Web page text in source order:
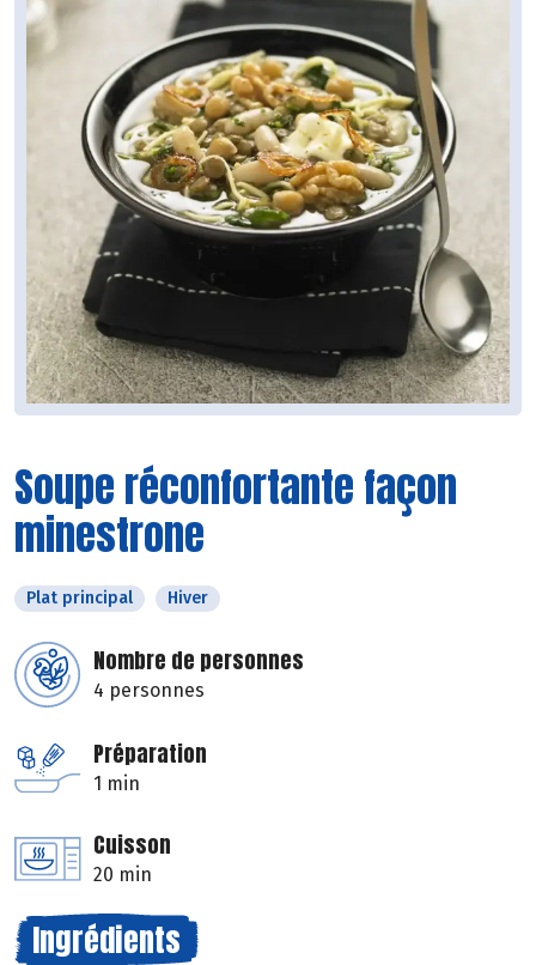
Soupe réconfortante façon
minestrone
Plat principal Hiver
Nombre de personnes
4 personnes
Préparation
1 min
Cuisson
20 min
Ingrédients